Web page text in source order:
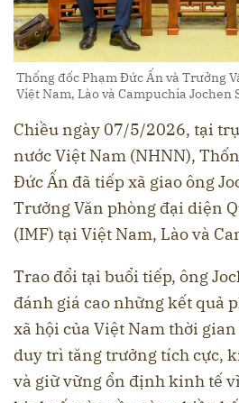
Thống đốc Phạm Đức Ấn và Trưởng
Việt Nam, Lào và Campuchia
Chiều ngày 07/5/2026, tại
nước Việt Nam (NHNN),
Đức Ấn đã tiếp xã giao ông
Trưởng Văn phòng đại diện
(IMF) tại Việt Nam, Lào và
Trao đổi tại buổi tiếp, ông
đánh giá cao những kết quả
xã hội của Việt Nam thời
duy trì tăng trưởng tích cực,
và giữ vững ổn định kinh tế